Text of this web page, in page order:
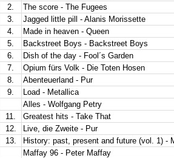
2.
The score - The Fugees
3.
Jagged little pill - Alanis Morissette
4.
Made in heaven - Queen
5.
Backstreet Boys - Backstreet Boys
6.
Dish of the day - Fool´s Garden
7.
Opium fürs Volk - Die Toten Hosen
8.
Abenteuerland - Pur
9.
Load - Metallica
Alles - Wolfgang Petry
11.
Greatest hits - Take That
12.
Live, die Zweite - Pur
13.
History: past, present and future (vol. 1) -
Maffay 96 - Peter Maffay